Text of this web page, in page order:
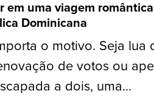
em uma viagem
Dominicana
o motivo. Seja lua
de votos ou
a dois, uma...